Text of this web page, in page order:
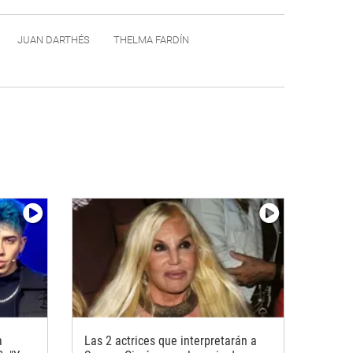
JUAN DARTHÉS THELMA FARDÍN
Las 2 actrices que interpretarán a